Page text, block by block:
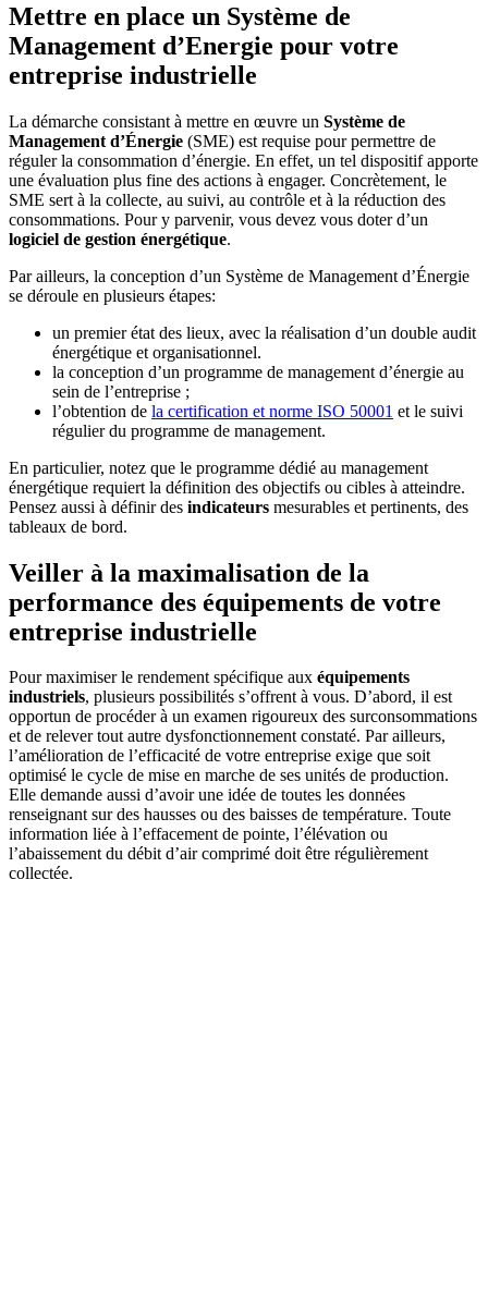
Mettre en place un Système de
Management d’Energie pour votre
entreprise industrielle
La démarche consistant à mettre en œuvre un Système de
Management d’Énergie (SME) est requise pour permettre de
réguler la consommation d’énergie. En effet, un tel dispositif apporte
une évaluation plus fine des actions à engager. Concrètement, le
SME sert à la collecte, au suivi, au contrôle et à la réduction des
consommations. Pour y parvenir, vous devez vous doter d’un
logiciel de gestion énergétique.
Par ailleurs, la conception d’un Système de Management d’Énergie
se déroule en plusieurs étapes:
un premier état des lieux, avec la réalisation d’un double audit
énergétique et organisationnel.
la conception d’un programme de management d’énergie au
sein de l’entreprise ;
l’obtention de la certification et norme ISO 50001 et le suivi
régulier du programme de management.
En particulier, notez que le programme dédié au management
énergétique requiert la définition des objectifs ou cibles à atteindre.
Pensez aussi à définir des indicateurs mesurables et pertinents, des
tableaux de bord.
Veiller à la maximalisation de la
performance des équipements de votre
entreprise industrielle
Pour maximiser le rendement spécifique aux équipements
industriels, plusieurs possibilités s’offrent à vous. D’abord, il est
opportun de procéder à un examen rigoureux des surconsommations
et de relever tout autre dysfonctionnement constaté. Par ailleurs,
l’amélioration de l’efficacité de votre entreprise exige que soit
optimisé le cycle de mise en marche de ses unités de production.
Elle demande aussi d’avoir une idée de toutes les données
renseignant sur des hausses ou des baisses de température. Toute
information liée à l’effacement de pointe, l’élévation ou
l’abaissement du débit d’air comprimé doit être régulièrement
collectée.